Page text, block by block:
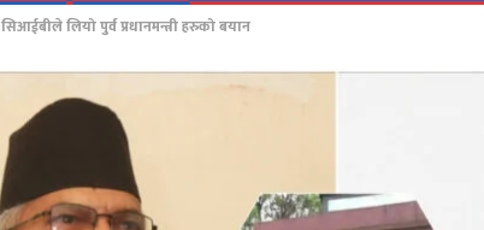
सिआईबीले लियो पुर्व प्रधानमन्त्री हरुको बयान